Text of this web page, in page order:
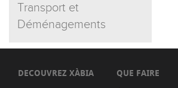
Transport et
Déménagements
DECOUVREZ XÀBIA
QUE FAIRE